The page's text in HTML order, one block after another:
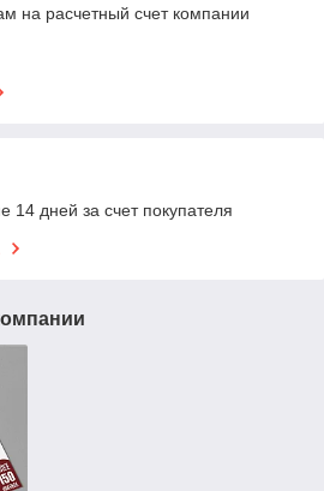
на расчетный счет компании
14 дней за счет покупателя